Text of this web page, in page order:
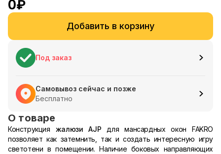
0₽
Добавить в корзину
Под заказ
Самовывоз сейчас и позже
Бесплатно
О товаре
Конструкция жалюзи AJP для мансардных окон FAKRO
позволяет как затемнить, так и создать интересную игру
светотени в помещении. Наличие боковых направляющих